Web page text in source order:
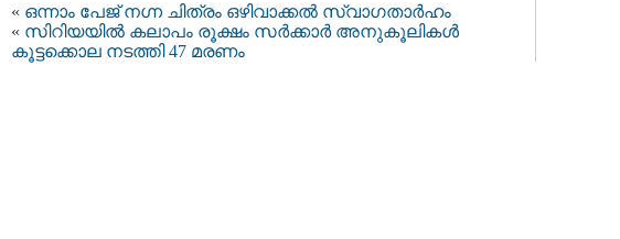
« ഒന്നാം പേജ് നഗ്ന ചിത്രം ഒഴിവാക്കൽ സ്വാഗതാർഹം
« സിറിയയില്‍ കലാപം രൂക്ഷം സര്‍ക്കാര്‍ അനുകൂലികള്‍
കൂട്ടക്കൊല നടത്തി 47 മരണം